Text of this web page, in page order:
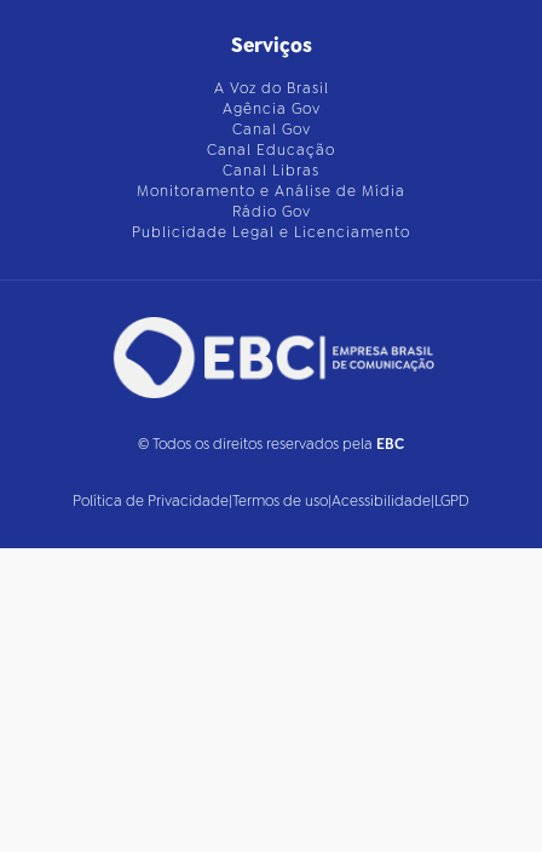
Serviços
A Voz do Brasil
Agência Gov
Canal Gov
Canal Educação
Canal Libras
Monitoramento e Análise de Mídia
Rádio Gov
Publicidade Legal e Licenciamento
© Todos os direitos reservados pela EBC
Política de Privacidade|Termos de uso|Acessibilidade|LGPD